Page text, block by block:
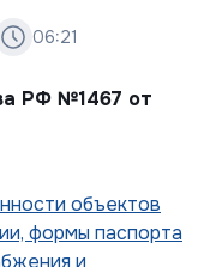
06:21
РФ №1467 от
объектов
формы паспорта
и